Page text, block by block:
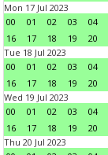
Mon 17 Jul 2023
00
01 02 03 04
16
17 18 19 20
Tue 18 Jul 2023
00
01 02 03 04
16
17 18 19 20
Wed 19 Jul 2023
00
01 02 03 04
16
17 18 19 20
Thu 20 Jul 2023